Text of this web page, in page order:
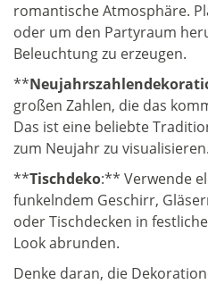
romantische Atmosphäre.
oder um den Partyraum
Beleuchtung zu erzeugen.
**
großen Zahlen, die das
Das ist eine beliebte
zum Neujahr zu visualisieren.
**Tischdeko:** Verwende
funkelndem Geschirr,
oder Tischdecken in
Look abrunden.
Denke daran, die